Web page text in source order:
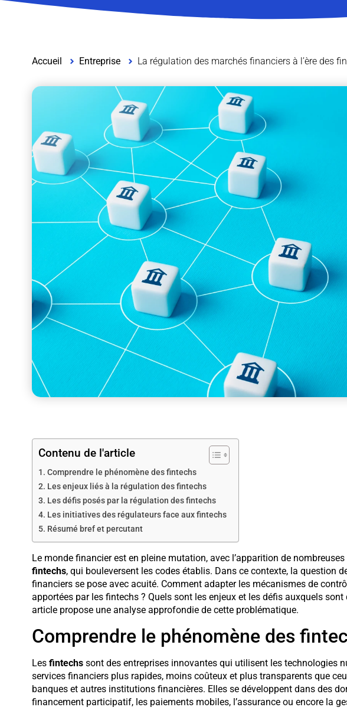
Accueil Entreprise La régulation des marchés financiers à l’ère des
Contenu de l'article
Comprendre le phénomène des fintechs
Les enjeux liés à la régulation des fintechs
Les défis posés par la régulation des fintechs
Les initiatives des régulateurs face aux fintechs
Résumé bref et percutant
Le monde financier est en pleine mutation, avec l’apparition de
fintechs, qui bouleversent les codes établis. Dans ce contexte, la question
financiers se pose avec acuité. Comment adapter les mécanismes de
apportées par les fintechs ? Quels sont les enjeux et les défis auxquels
article propose une analyse approfondie de cette problématique.
Comprendre le phénomène des
Les fintechssont des entreprises innovantes qui utilisent les technologies
services financiers plus rapides, moins coûteux et plus transparents que
banques et autres institutions financières. Elles se développent dans des
financement participatif, les paiements mobiles, l’assurance ou encore la